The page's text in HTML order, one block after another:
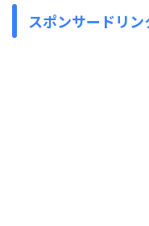
スポンサードリン